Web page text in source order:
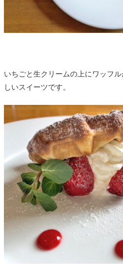
いちごと生クリームの上にワッフ
しいスイーツです。